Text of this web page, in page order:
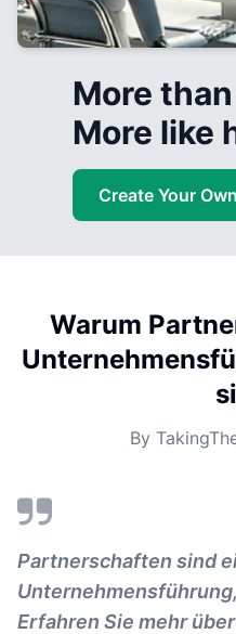
More
More like
Create Your Own
Warum
By
Partnerschaften sind
Erfahren Sie mehr